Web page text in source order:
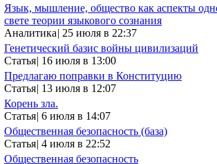
Язык, мышление, общество как аспекты
свете теории языкового сознания
Аналитика| 25 июля в 22:37
Генетический базис войны цивилизаций
Статья| 16 июля в 13:00
Предлагаю поправки в Конституцию
Статья| 13 июля в 12:07
Корень зла.
Статья| 6 июля в 14:07
Общественная безопасность (база)
Статья| 4 июля в 22:52
Общественная безопасность